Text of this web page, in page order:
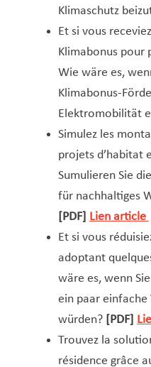
Klimaschutz
Et si vous
Klimabonus pour
Wie wäre es,
Klimabonus-
Elektromobilität
Simulez les
projets d’habitat
Sumulieren Sie
für nachhaltiges
[PDF] Lien article
Et si vous
adoptant
wäre es, wenn
ein paar einfache
würden? [PDF]
Trouvez la
résidence grâce